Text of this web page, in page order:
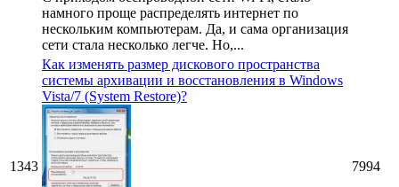
намного проще распределять интернет по
нескольким компьютерам. Да, и сама организация
сети стала несколько легче. Но,...
1343
Как изменять размер дискового пространства
системы архивации и восстановления в Windows
Vista/7 (System Restore)?
7994